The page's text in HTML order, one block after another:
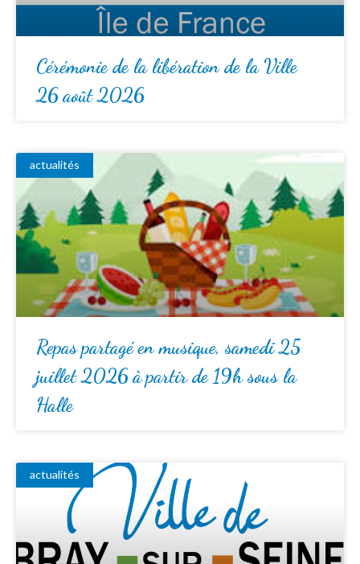
Cérémonie de la libération de la Ville
26 août 2026
actualités
Repas partagé en musique, samedi 25
juillet 2026 à partir de 19h sous la
Halle
actualités